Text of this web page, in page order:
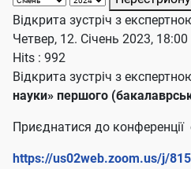
Відкрита зустріч з
Четвер, 12. Січень 2023, 18:00
Hits : 992
Відкрита зустріч з
науки» першого
Приєднатися до конференції
https://us02web.zoom.us/j/